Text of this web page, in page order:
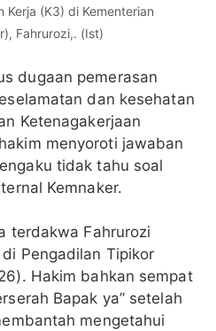
Kerja (K3) di Kementerian
Fahrurozi,. (Ist)
dugaan pemerasan
dan kesehatan
Ketenagakerjaan
menyoroti jawaban
tidak tahu soal
Kemnaker.
terdakwa Fahrurozi
Pengadilan Tipikor
Hakim bahkan sempat
Bapak ya” setelah
mengetahui